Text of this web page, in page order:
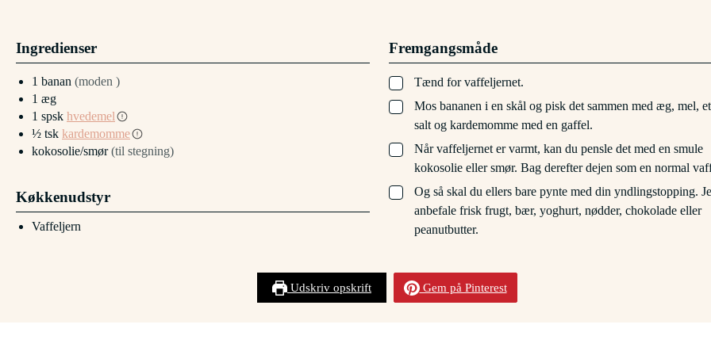
Ingredienser
1 banan (moden )
1 æg
1 spsk hvedemel
½ tsk kardemomme
kokosolie/smør (til stegning)
Køkkenudstyr
Vaffeljern
Fremgangsmåde
▢
Tænd for vaffeljernet.
▢
Mos bananen i en skål og pisk det sammen med æg, mel,
salt og kardemomme med en gaffel.
▢
Når vaffeljernet er varmt, kan du pensle det med en smule
kokosolie eller smør. Bag derefter dejen som en normal
▢
Og så skal du ellers bare pynte med din yndlingstopping.
anbefale frisk frugt, bær, yoghurt, nødder, chokolade eller
peanutbutter.
Udskriv opskrift Gem på Pinterest